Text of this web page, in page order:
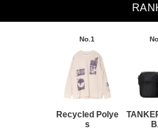
No.1
Recycled Polye
s